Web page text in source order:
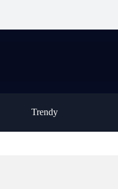
poder
Trendy